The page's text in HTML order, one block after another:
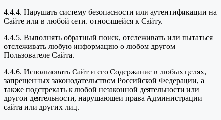
4.4.4. Нарушать систему безопасности или аутентификации на
Сайте или в любой сети, относящейся к Сайту.
4.4.5. Выполнять обратный поиск, отслеживать или пытаться
отслеживать любую информацию о любом другом
Пользователе Сайта.
4.4.6. Использовать Сайт и его Содержание в любых целях,
запрещенных законодательством Российской Федерации, а
также подстрекать к любой незаконной деятельности или
другой деятельности, нарушающей права Администрации
сайта или других лиц.